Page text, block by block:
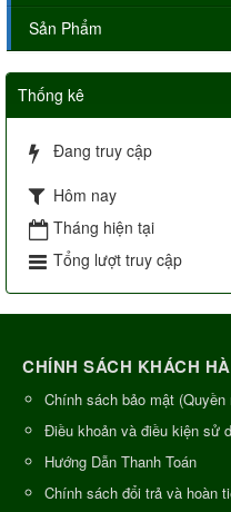
Sản Phẩm
Thống kê
Đang truy cập
Hôm nay
Tháng hiện tại
Tổng lượt truy cập
CHÍNH SÁCH KHÁCH
Chính sách bảo mật (Quyền
Điều khoản và điều kiện sử
Hướng Dẫn Thanh Toán
Chính sách đổi trả và hoàn